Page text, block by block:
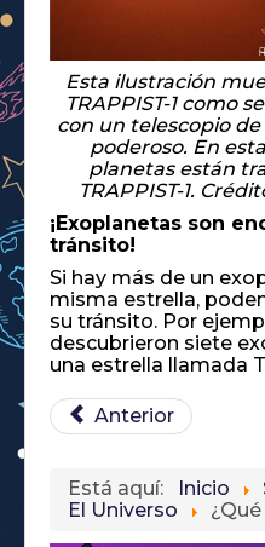
Esta ilustración
TRAPPIST-1 como
con un telescopio
poderoso. En
planetas están
TRAPPIST-1.
¡Exoplanetas son
tránsito!
Si hay más de un
misma estrella,
su tránsito. Por
descubrieron siete
una estrella llamada
Anterior
Está aquí: Inicio
El Universo